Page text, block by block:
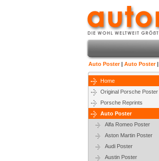
Auto Poster| Auto Poster|
Home
Original Porsche Poster
Porsche Reprints
Auto Poster
Alfa Romeo Poster
Aston Martin Poster
Audi Poster
Austin Poster